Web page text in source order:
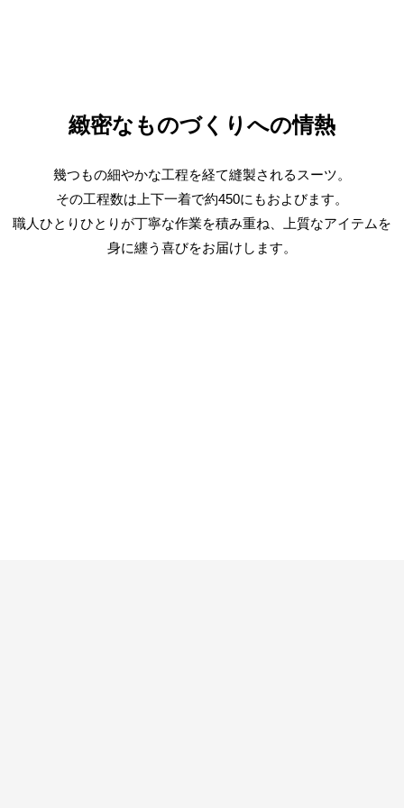
緻密なものづくりへの情熱
幾つもの細やかな工程を経て縫製されるスーツ。
その工程数は上下一着で約450にもおよびます。
職人ひとりひとりが丁寧な作業を積み重ね、上質なアイテムを
身に纏う喜びをお届けします。